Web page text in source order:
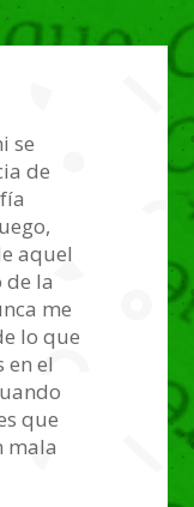
se
de
aquel
la
me
lo que
en el
que
mala